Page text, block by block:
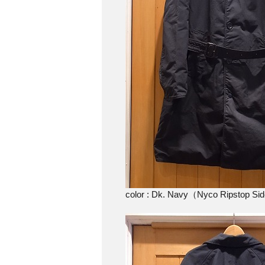
color : Dk. Navy（Nyco Ripstop